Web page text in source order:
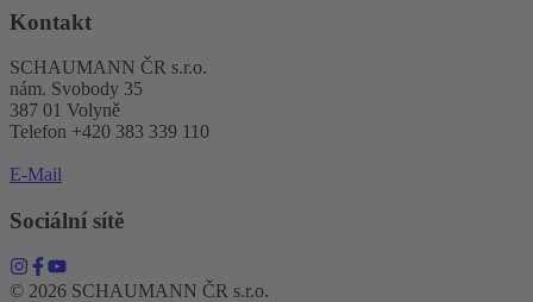
Kontakt
SCHAUMANN ČR s.r.o.
nám. Svobody 35
387 01 Volyně
Telefon +420 383 339 110
E-Mail
Sociální sítě
© 2026 SCHAUMANN ČR s.r.o.